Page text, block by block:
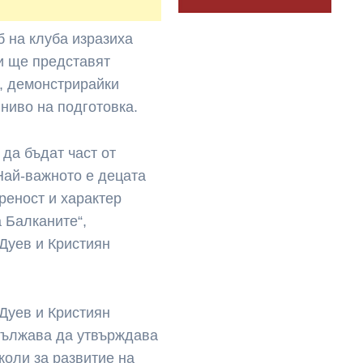
на клуба изразиха
ще представят
демонстрирайки
на подготовка.
бъдат част от
важното е децата
и характер
и Кристиян
и Кристиян
да утвърждава
за развитие на